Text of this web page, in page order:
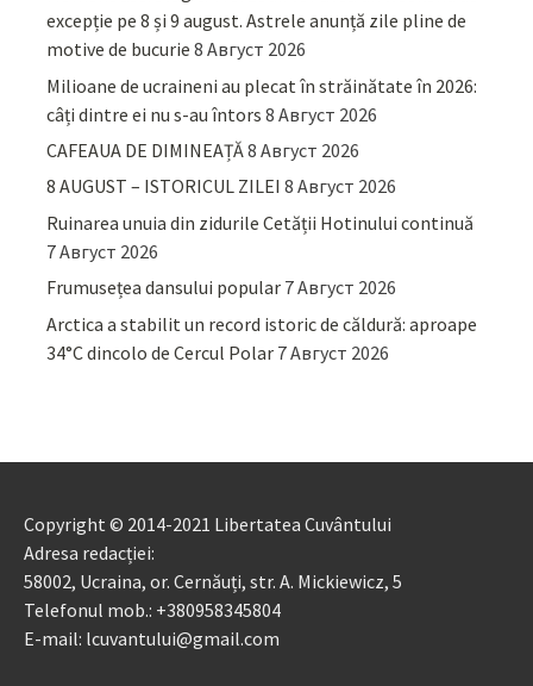
excepție pe 8 și 9 august. Astrele anunță zile pline de
motive de bucurie 8 Август 2026
Milioane de ucraineni au plecat în străinătate în 2026:
câți dintre ei nu s-au întors 8 Август 2026
CAFEAUA DE DIMINEAȚĂ8 Август 2026
8 AUGUST – ISTORICUL ZILEI 8 Август 2026
Ruinarea unuia din zidurile Cetății Hotinului continuă
7 Август 2026
Frumusețea dansului popular 7 Август 2026
Arctica a stabilit un record istoric de căldură: aproape
34°C dincolo de Cercul Polar 7 Август 2026
Copyright © 2014-2021 Libertatea Cuvântului
Adresa redacției:
58002, Ucraina, or. Cernăuți, str. A. Mickiewicz, 5
Telefonul mob.: +380958345804
E-mail: lcuvantului@gmail.com